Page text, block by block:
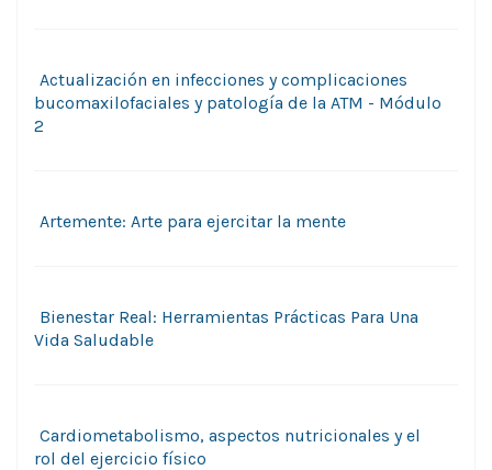
Actualización en infecciones y complicaciones
bucomaxilofaciales y patología de la ATM - Módulo
2
Artemente: Arte para ejercitar la mente
Bienestar Real: Herramientas Prácticas Para Una
Vida Saludable
Cardiometabolismo, aspectos nutricionales y el
rol del ejercicio físico